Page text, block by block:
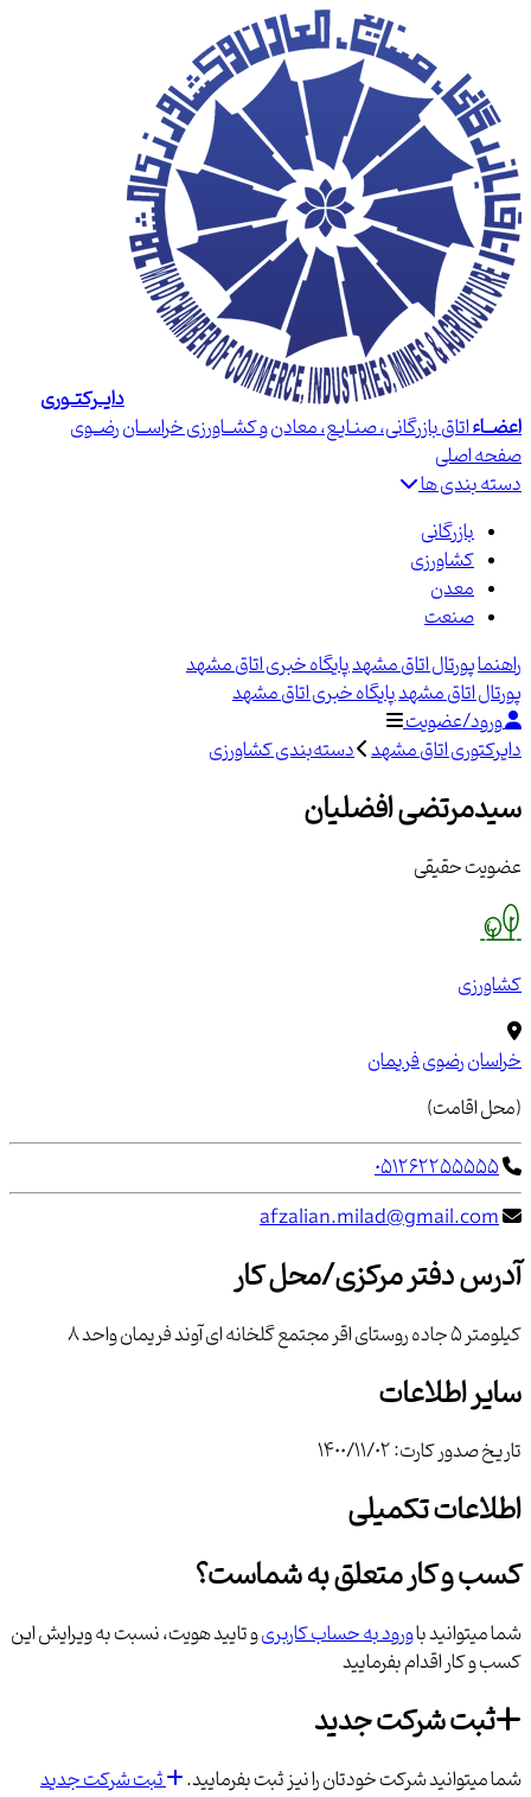
دایــرکتــوری
اعضــاءاتاق بازرگانی، صنـایع، معادن و کشــاورزی خراســان رضــوی
صفحه اصلی
دسته بندی ها
بازرگانی
کشاورزی
معدن
صنعت
راهنماپورتال اتاق مشهدپایگاه خبری اتاق مشهد
پورتال اتاق مشهدپایگاه خبری اتاق مشهد
ورود/عضویت
دایرکتوری اتاق مشهد دسته‌بندی کشاورزی
سیدمرتضی افضلیان
عضویت حقیقی
کشاورزی
خراسان رضویفریمان
(محل اقامت)
051262255555
afzalian.milad@gmail.com
آدرس دفتر مرکزی/محل کار
کیلومتر 5 جاده روستای اقر مجتمع گلخانه ای آوند فریمان واحد 8
سایر اطلاعات
تاریخ صدور کارت:1400/11/02
اطلاعات تکمیلی
کسب و کار متعلق به شماست؟
شما میتوانید باورود به حساب کاربریو تایید هویت، نسبت به ویرایش این
کسب و کار اقدام بفرمایید
ثبت شرکت جدید
شما میتوانید شرکت خودتان را نیز ثبت بفرمایید. ثبت شرکت جدید